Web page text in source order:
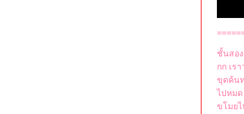
ชั้นสอ
กก เร
ขุดค้น
ไปหมด
ขโมยไ